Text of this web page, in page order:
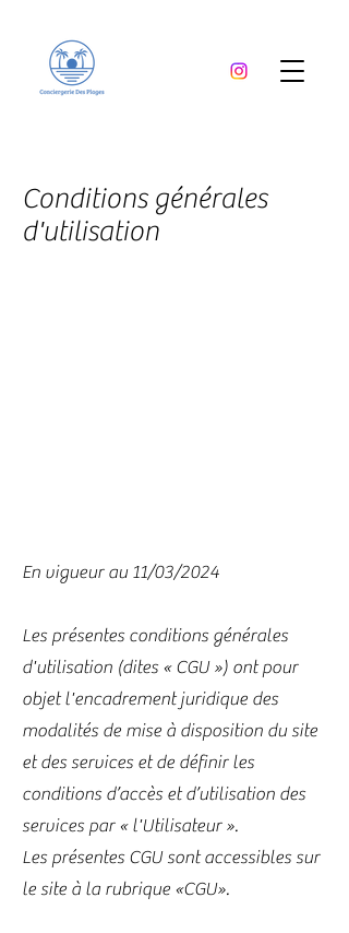
Conditions générales
d'utilisation
En vigueur au 11/03/2024
Les présentes conditions générales
d'utilisation (dites « CGU ») ont pour
objet l'encadrement juridique des
modalités de mise à disposition du site
et des services et de définir les
conditions d’accès et d’utilisation des
services par « l'Utilisateur ».
Les présentes CGU sont accessibles sur
le site à la rubrique «CGU».